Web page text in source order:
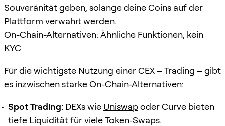
Souveränität geben, solange deine Coins auf der
Plattform verwahrt werden.
On-Chain-Alternativen: Ähnliche Funktionen, kein
KYC
Für die wichtigste Nutzung einer CEX – Trading – gibt
es inzwischen starke On-Chain-Alternativen:
Spot Trading: DEXs wie Uniswapoder Curve bieten
tiefe Liquidität für viele Token-Swaps.